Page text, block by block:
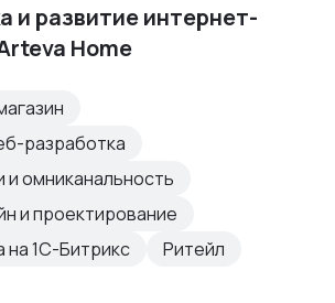
и развитие интернет-
Home
разработка
и омниканальность
и проектирование
на 1С-Битрикс
Ритейл